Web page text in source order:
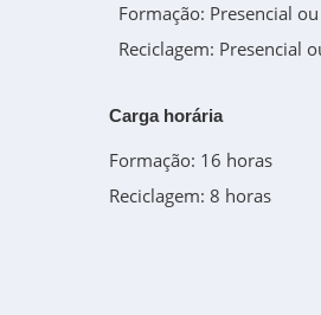
Formação: Presencial
Reciclagem: Presencial
Carga horária
Formação: 16 horas
Reciclagem: 8 horas